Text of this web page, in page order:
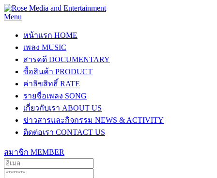
Menu
หน้าแรก HOME
เพลง MUSIC
สารคดี DOCUMENTARY
ซื้อสินค้า PRODUCT
ค่าลิขสิทธิ์ RATE
รายชื่อเพลง SONG
เกี่ยวกับเรา ABOUT US
ข่าวสารและกิจกรรม NEWS & ACTIVITY
ติดต่อเรา CONTACT US
สมาชิก MEMBER